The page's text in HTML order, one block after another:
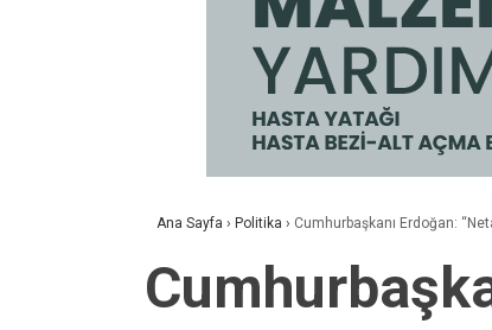
Ana Sayfa › Politika › Cumhurbaşkanı Erdoğan: